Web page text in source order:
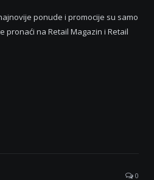
ponude i promocije su samo
pronaći na Retail Magazin i Retail
0